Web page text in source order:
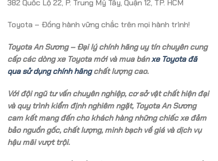
382 Quốc Lộ 22, P. Trung Mỹ Tây, Quận 12, TP. HCM
Toyota – Đồng hành vững chắc trên mọi hành trình!
Toyota An Sương – Đại lý chính hãng uy tín chuyên cung
cấp các dòng xe Toyota mới và mua bánxe Toyota đã
qua sử dụng chính hãngchất lượng cao.
Với đội ngũ tư vấn chuyên nghiệp, cơ sở vật chất hiện đại
và quy trình kiểm định nghiêm ngặt, Toyota An Sương
cam kết mang đến cho khách hàng những chiếc xe đảm
bảo nguồn gốc, chất lượng, minh bạch về giá và dịch vụ
hậu mãi vượt trội.